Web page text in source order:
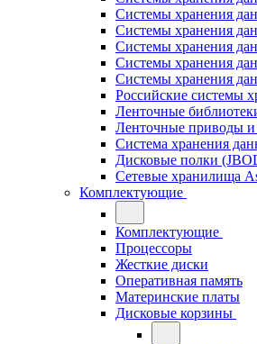
Системы хранения
Системы хранения
Системы хранения
Системы хранения
Системы хранения
Российские системы
Ленточные
Ленточные приводы и
Система хранения
Дисковые полки
Сетевые хранилища
Комплектующие
Комплектующие
Процессоры
Жесткие диски
Оперативная память
Материнские платы
Дисковые корзины